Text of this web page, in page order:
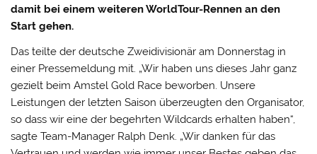
damit bei einem weiteren WorldTour-Rennen an den
Start gehen.
Das teilte der deutsche Zweidivisionär am Donnerstag in
einer Pressemeldung mit. „Wir haben uns dieses Jahr ganz
gezielt beim Amstel Gold Race beworben. Unsere
Leistungen der letzten Saison überzeugten den Organisator,
so dass wir eine der begehrten Wildcards erhalten haben“,
sagte Team-Manager Ralph Denk. „Wir danken für das